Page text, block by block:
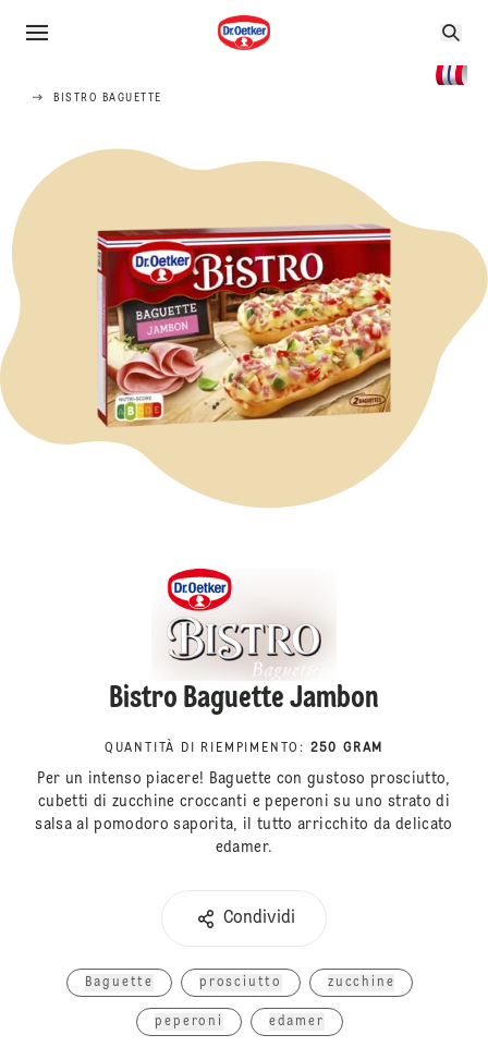
BISTRO BAGUETTE
Bistro Baguette Jambon
QUANTITÀ DI RIEMPIMENTO : 250 GRAM
Per un intenso piacere! Baguette con gustoso prosciutto,
cubetti di zucchine croccanti e peperoni su uno strato di
salsa al pomodoro saporita, il tutto arricchito da delicato
edamer.
Condividi
Baguette prosciutto zucchine
peperoni edamer